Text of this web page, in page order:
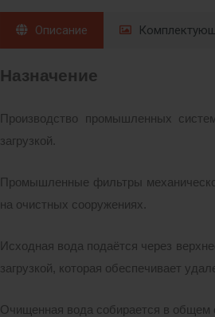
Описание
Назначение
Производство промышленных
загрузкой.
Промышленные фильтры
на очистных сооружениях.
Исходная вода подаётся через
загрузкой, которая обеспечивает
Очищенная вода собирается в общем